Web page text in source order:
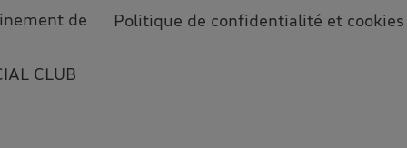
de
CLUB
Politique de confidentialité et cookies